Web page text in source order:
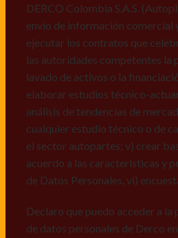
Personales, v) encuestas de
recall.
Declaro que puedo acceder a
de datos personales de Derco en
dirección
manifiesto que he sido
a conocer, actualizar, rectificar,
prueba: i) de autorización y ii)
quejas y/o reclamos en canales
atención:
responsables, para que
datos conforme lo expuesto.
DERCO Colombia S.A.S.
envío de información comercial
ejecutar los contratos que
las autoridades competentes la
lavado de activos o la
elaborar estudios técnico-
análisis de tendencias de
cualquier estudio técnico o de
el sector autopartes; v) crear
acuerdo a las características y
de Datos Personales, vi)
Declaro que puedo acceder a
de datos personales de Derco